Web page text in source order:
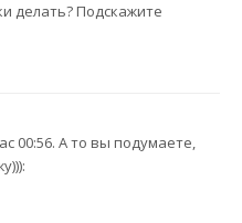
делать? Подскажите
00:56. А то вы подумаете,